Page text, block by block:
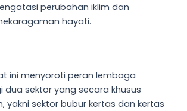
perubahan iklim dan
hayati.
ini menyoroti peran lembaga
dua sektor yang secara khusus
yakni sektor bubur kertas dan kertas